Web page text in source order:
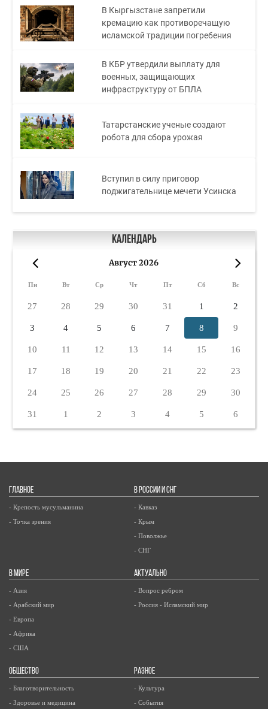
В Кыргызстане запретили
кремацию как противоречащую
исламской традиции погребения
В КБР утвердили выплату для
военных, защищающих
инфраструктуру от БПЛА
Татарстанские ученые создают
робота для сбора урожая
Вступил в силу приговор
поджигательнице мечети Усинска
Календарь
Август 2026
Пн Вт Ср Чт Пт Сб Вс
27 28 29 30 31 1 2
3 4 5 6 7 8 9
10 11 12 13 14 15 16
17 18 19 20 21 22 23
24 25 26 27 28 29 30
31 1 2 3 4 5 6
ГЛАВНОЕ
- Крепость мусульманина
- Точка зрения
В РОССИИ И СНГ
- Кавказ
- Крым
- Поволжье
- СНГ
В МИРЕ
- Азия
- Арабский мир
- Европа
- Африка
- США
АКТУАЛЬНО
- Вопрос ребром
- Россия - Исламский мир
ОБЩЕСТВО
- Благотворительность
- Здоровье и медицина
РАЗНОЕ
- Культура
- События